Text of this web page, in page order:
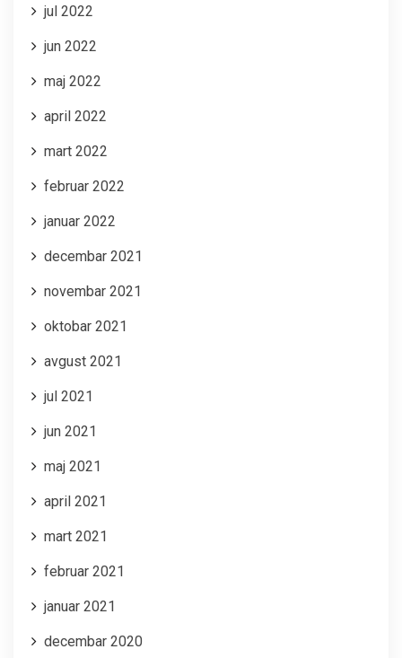
jul 2022
jun 2022
maj 2022
april 2022
mart 2022
februar 2022
januar 2022
decembar 2021
novembar 2021
oktobar 2021
avgust 2021
jul 2021
jun 2021
maj 2021
april 2021
mart 2021
februar 2021
januar 2021
decembar 2020